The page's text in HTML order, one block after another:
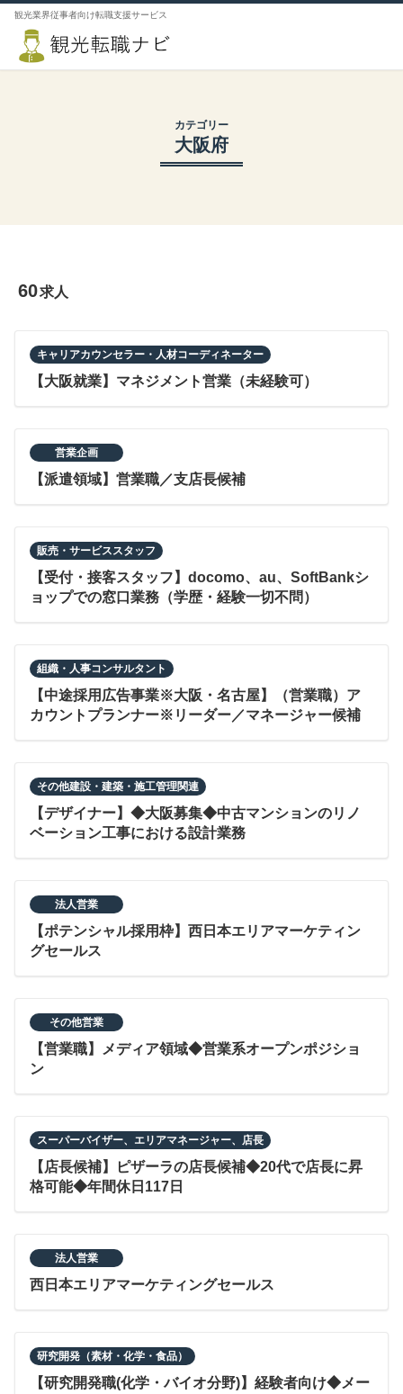
観光業界従事者向け転職支援サービス
カテゴリー
大阪府
60求人
キャリアカウンセラー・人材コーディネーター
【大阪就業】マネジメント営業（未経験可）
営業企画
【派遣領域】営業職／支店長候補
販売・サービススタッフ
【受付・接客スタッフ】docomo、au、SoftBankシ
ョップでの窓口業務（学歴・経験一切不問）
組織・人事コンサルタント
【中途採用広告事業※大阪・名古屋】（営業職）ア
カウントプランナー※リーダー／マネージャー候補
その他建設・建築・施工管理関連
【デザイナー】◆大阪募集◆中古マンションのリノ
ベーション工事における設計業務
法人営業
【ポテンシャル採用枠】西日本エリアマーケティン
グセールス
その他営業
【営業職】メディア領域◆営業系オープンポジショ
ン
スーパーバイザー、エリアマネージャー、店長
【店長候補】ピザーラの店長候補◆20代で店長に昇
格可能◆年間休日117日
法人営業
西日本エリアマーケティングセールス
研究開発（素材・化学・食品）
【研究開発職(化学・バイオ分野)】経験者向け◆メー